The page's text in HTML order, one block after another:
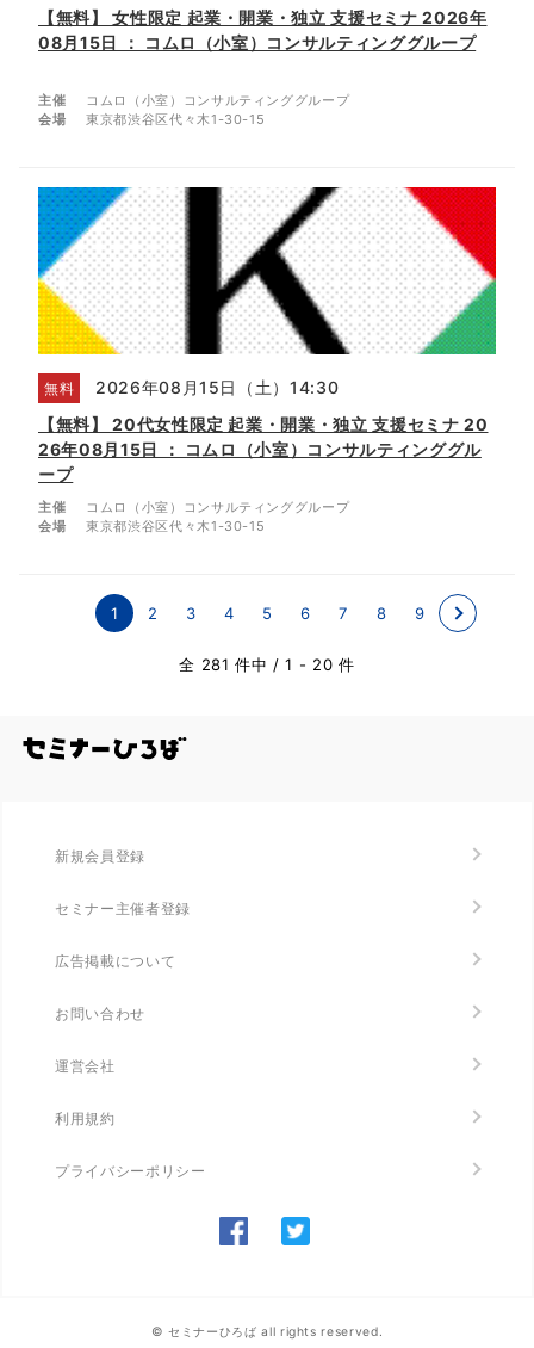
【無料】 女性限定 起業・開業・独立 支援セミナ 2026年
08月15日 ： コムロ（小室）コンサルティンググループ
主催
コムロ（小室）コンサルティンググループ
会場
東京都渋谷区代々木1-30-15
無料
2026年08月15日（土）14:30
【無料】 20代女性限定 起業・開業・独立 支援セミナ 20
26年08月15日 ： コムロ（小室）コンサルティンググル
ープ
主催
コムロ（小室）コンサルティンググループ
会場
東京都渋谷区代々木1-30-15
1 2 3 4 5 6 7 8 9
全 281 件中 /1 - 20 件
新規会員登録
セミナー主催者登録
広告掲載について
お問い合わせ
運営会社
利用規約
プライバシーポリシー
© セミナーひろば all rights reserved.